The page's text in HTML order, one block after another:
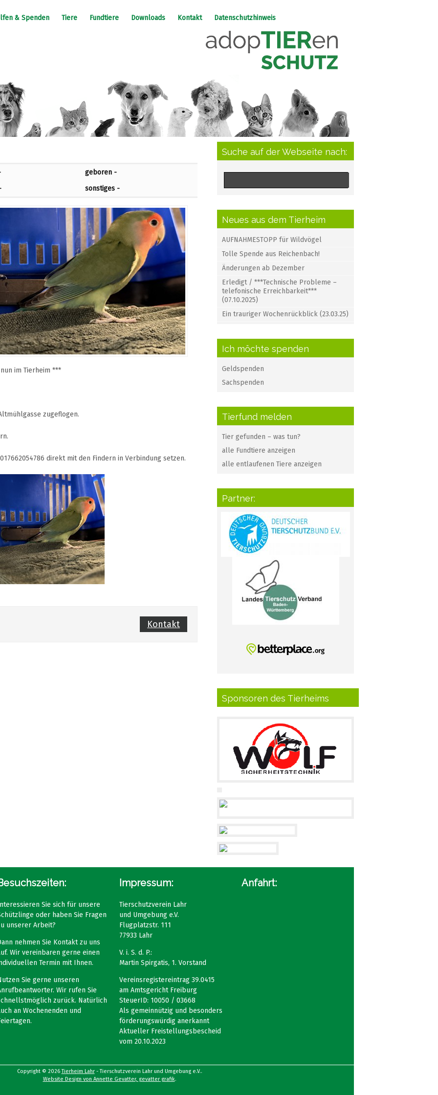
& Spenden Tiere Fundtiere Downloads Kontakt Datenschutzhinweis
geboren -
sonstiges -
im Tierheim ***
zugeflogen.
direkt mit den Findern in Verbindung setzen.
Kontakt
Suche auf der Webseite nach:
Neues aus dem Tierheim
AUFNAHMESTOPP für Wildvögel
Tolle Spende aus Reichenbach!
Änderungen ab Dezember
Erledigt / ***Technische Probleme –
telefonische Erreichbarkeit***
(07.10.2025)
Ein trauriger Wochenrückblick (23.03.25)
Ich möchte spenden
Geldspenden
Sachspenden
Tierfund melden
Tier gefunden – was tun?
alle Fundtiere anzeigen
alle entlaufenen Tiere anzeigen
Partner:
Sponsoren des Tierheims
Sie sich für unsere
oder haben Sie Fragen
unserer Arbeit?
nehmen Sie Kontakt zu uns
Wir vereinbaren gerne einen
Termin mit Ihnen.
Sie gerne unseren
Wir rufen Sie
zurück. Natürlich
an Wochenenden und
Impressum:
Tierschutzverein Lahr
und Umgebung e.V.
Flugplatzstr. 111
77933 Lahr
V. i. S. d. P.:
Martin Spirgatis, 1. Vorstand
Vereinsregistereintrag 39.0415
am Amtsgericht Freiburg
SteuerID: 10050 / 03668
Als gemeinnützig und besonders
förderungswürdig anerkannt
Aktueller Freistellungsbescheid
vom 20.10.2023
Anfahrt:
Copyright © 2026Tierheim Lahr- Tierschutzverein Lahr und Umgebung e.V..
Website Design von Annette Gevatter, gevatter grafik.